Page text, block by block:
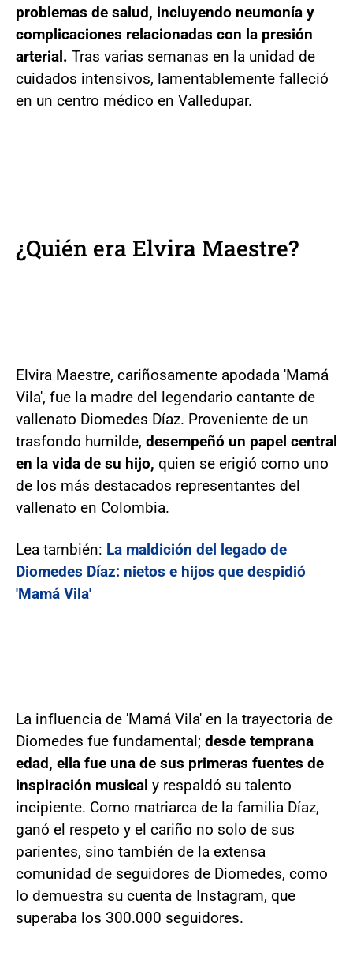
problemas de salud, incluyendo neumonía y
complicaciones relacionadas con la presión
arterial. Tras varias semanas en la unidad de
cuidados intensivos, lamentablemente falleció
en un centro médico en Valledupar.
¿Quién era Elvira Maestre?
Elvira Maestre, cariñosamente apodada 'Mamá
Vila', fue la madre del legendario cantante de
vallenato Diomedes Díaz. Proveniente de un
trasfondo humilde, desempeñó un papel central
en la vida de su hijo, quien se erigió como uno
de los más destacados representantes del
vallenato en Colombia.
Lea también: La maldición del legado de
Diomedes Díaz: nietos e hijos que despidió
'Mamá Vila'
La influencia de 'Mamá Vila' en la trayectoria de
Diomedes fue fundamental; desde temprana
edad, ella fue una de sus primeras fuentes de
inspiración musical y respaldó su talento
incipiente. Como matriarca de la familia Díaz,
ganó el respeto y el cariño no solo de sus
parientes, sino también de la extensa
comunidad de seguidores de Diomedes, como
lo demuestra su cuenta de Instagram, que
superaba los 300.000 seguidores.